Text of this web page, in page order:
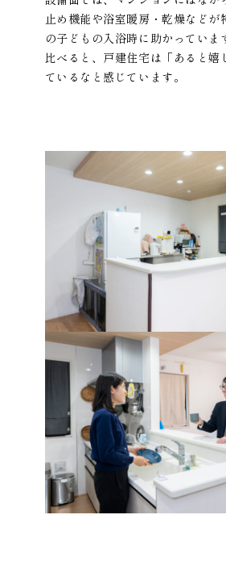
止め機能や浴室暖房・乾燥などが
の子どもの入浴時に助かっていま
比べると、戸建住宅は「あると嬉
ているなと感じています。